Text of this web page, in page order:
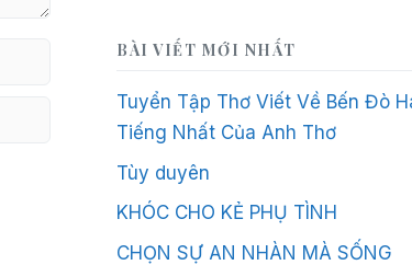
BÀI VIẾT MỚI NHẤT
Tuyển Tập Thơ Viết Về Bến Đò
Tiếng Nhất Của Anh Thơ
Tùy duyên
KHÓC CHO KẺ PHỤ TÌNH
CHỌN SỰ AN NHÀN MÀ SỐNG